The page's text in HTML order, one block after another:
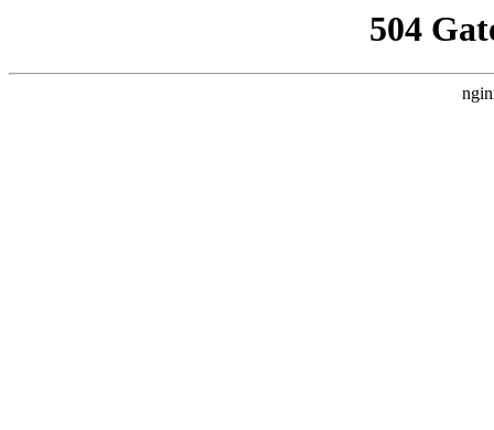
504